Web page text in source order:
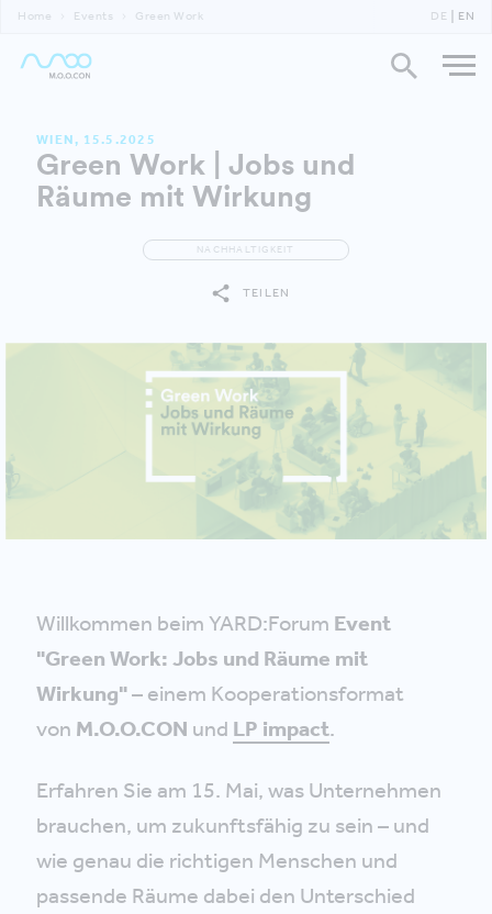
Home Events Green Work DE EN
WIEN, 15.5.2025
Green Work | Jobs und
Räume mit Wirkung
NACHHALTIGKEIT
TEILEN
Willkommen beim YARD:Forum Event
"Green Work: Jobs und Räume mit
Wirkung"– einem Kooperationsformat
von M.O.O.CON und LP impact.
Erfahren Sie am 15. Mai, was Unternehmen
brauchen, um zukunftsfähig zu sein – und
wie genau die richtigen Menschen und
passende Räume dabei den Unterschied